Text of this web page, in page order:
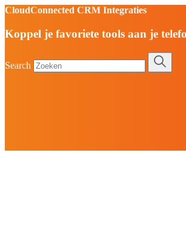
CloudConnected CRM Integraties
Koppel je favoriete tools aan je
Search